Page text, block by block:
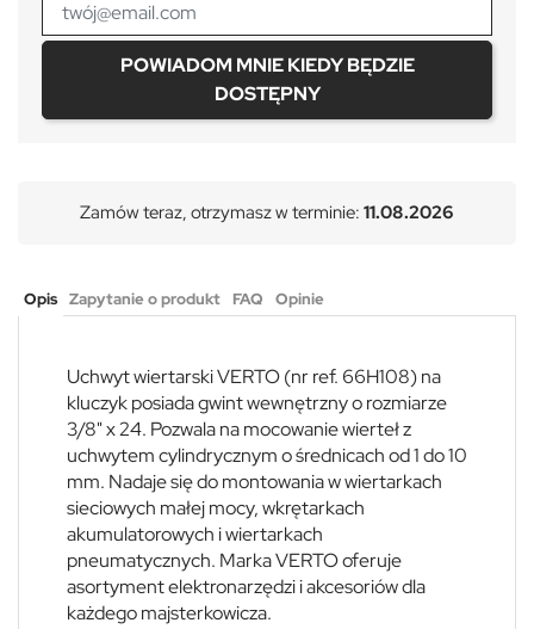
POWIADOM MNIE KIEDY BĘDZIE
DOSTĘPNY
Zamów teraz, otrzymasz w terminie: 11.08.2026
Opis Zapytanie o produkt FAQ Opinie
Uchwyt wiertarski VERTO (nr ref. 66H108) na
kluczyk posiada gwint wewnętrzny o rozmiarze
3/8" x 24. Pozwala na mocowanie wierteł z
uchwytem cylindrycznym o średnicach od 1 do 10
mm. Nadaje się do montowania w wiertarkach
sieciowych małej mocy, wkrętarkach
akumulatorowych i wiertarkach
pneumatycznych. Marka VERTO oferuje
asortyment elektronarzędzi i akcesoriów dla
każdego majsterkowicza.